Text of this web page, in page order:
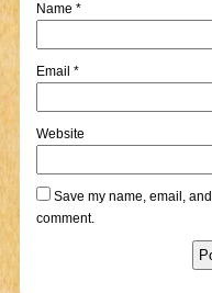
Name *
Email *
Website
Save my name, email,
comment.